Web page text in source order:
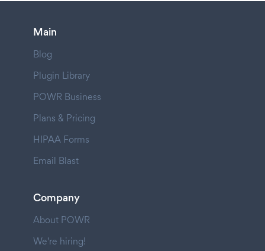
Main
Blog
Plugin Library
POWR Business
Plans & Pricing
HIPAA Forms
Email Blast
Company
About POWR
We're hiring!